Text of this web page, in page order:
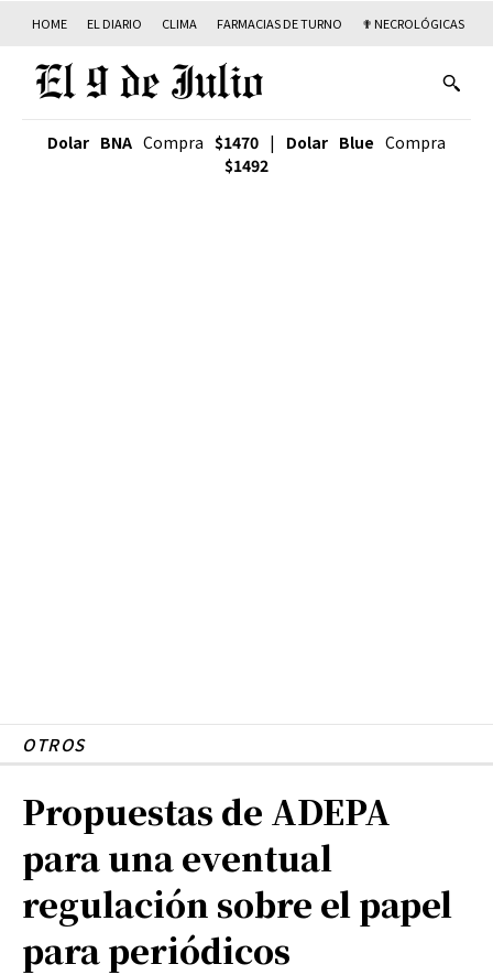
HOME EL DIARIO CLIMA FARMACIAS DE TURNO ✟ NECROLÓGICAS
Dolar BNA Compra $1470 | Dolar Blue Compra
$1492
OTROS
Propuestas de ADEPA
para una eventual
regulación sobre el papel
para periódicos